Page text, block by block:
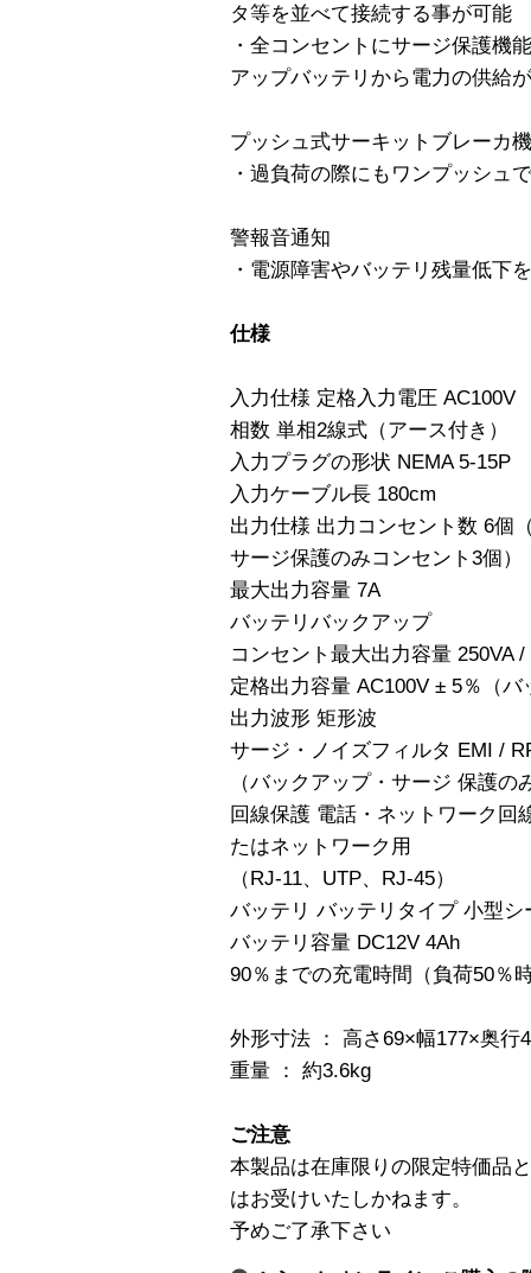
タ等を並べて接続する事が可能
・全コンセントにサージ保護機
アップバッテリから電力の供給
プッシュ式サーキットブレーカ
・過負荷の際にもワンプッシュ
警報音通知
・電源障害やバッテリ残量低下
仕様
入力仕様 定格入力電圧 AC100V
相数 単相2線式（アース付き）
入力プラグの形状 NEMA 5-15P
入力ケーブル長 180cm
出力仕様 出力コンセント数 6個
サージ保護のみコンセント3個）
最大出力容量 7A
バッテリバックアップ
コンセント最大出力容量 250VA /
定格出力容量 AC100V ± 5％（
出力波形 矩形波
サージ・ノイズフィルタ EMI /
（バックアップ・サージ 保護の
回線保護 電話・ネットワーク
たはネットワーク用
（RJ-11、UTP、RJ-45）
バッテリ バッテリタイプ 小型シ
バッテリ容量 DC12V 4Ah
90％までの充電時間（負荷50％
外形寸法 ： 高さ69×幅177×奥行
重量 ： 約3.6kg
ご注意
本製品は在庫限りの限定特価品
はお受けいたしかねます。
予めご了承下さい